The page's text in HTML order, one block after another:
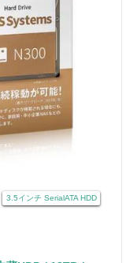
3.5インチ SerialATA HDD